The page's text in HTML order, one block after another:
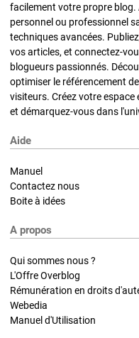
facilement votre propre blog.
personnel ou professionnel
techniques avancées.
vos articles, et connectez-
blogueurs passionnés.
optimiser le référencement
visiteurs. Créez votre espace
et démarquez-vous dans
Aide
Manuel
Contactez nous
Boite à idées
A propos
Qui sommes nous ?
L'Offre Overblog
Rémunération en droits
Webedia
Manuel d'Utilisation